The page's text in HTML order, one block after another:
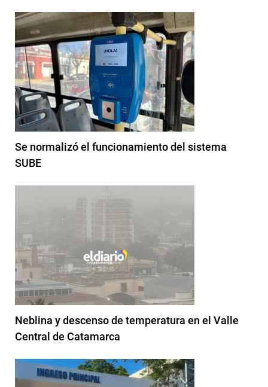
Se normalizó el funcionamiento del sistema
SUBE
Neblina y descenso de temperatura en el Valle
Central de Catamarca